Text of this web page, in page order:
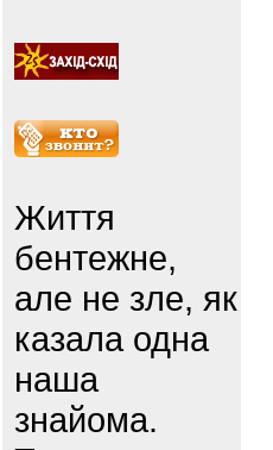
Життя
бентежне,
але не зле, як
казала одна
наша
знайома.